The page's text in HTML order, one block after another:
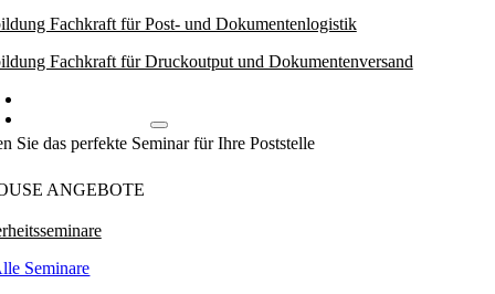
Fachkraft für Post- und Dokumentenlogistik
Fachkraft für Druckoutput und Dokumentenversand
Inhouse Angebote
Sie das perfekte Seminar für Ihre Poststelle
ANGEBOTE
Seminare